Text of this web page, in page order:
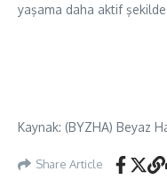
yaşama daha aktif
Kaynak: (BYZHA) Beyaz
Share Article